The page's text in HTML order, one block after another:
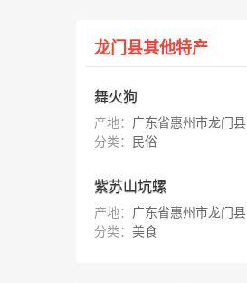
龙门县其他特产
舞火狗
产地： 广东省惠州市龙门县
分类： 民俗
紫苏山坑螺
产地： 广东省惠州市龙门县
分类： 美食